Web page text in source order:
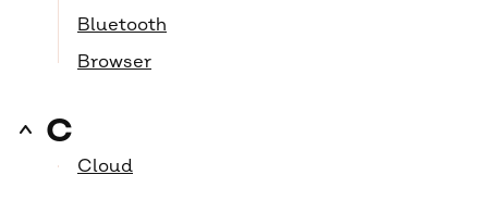
Bluetooth
Browser
C
Cloud